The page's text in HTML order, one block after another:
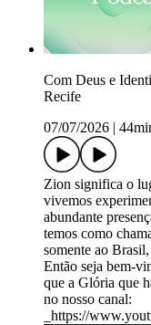
Com Deus e
Recife
07/07/2026
Zion significa o
vivemos
abundante
temos como
somente ao
Então seja bem-
que a Glória que
no nosso canal:
_https://